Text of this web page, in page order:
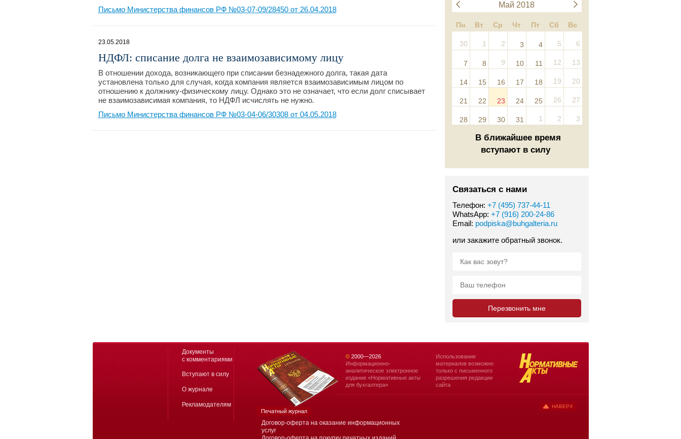
Письмо Министерства финансов РФ №03-07-09/28450 от 26.04.2018
23.05.2018
НДФЛ: списание долга не взаимозависимому лицу
В отношении дохода, возникающего при списании безнадежного долга, такая дата
установлена только для случая, когда компания является взаимозависимым лицом по
отношению к должнику-физическому лицу. Однако это не означает, что если долг списывает
не взаимозависимая компания, то НДФЛ исчислять не нужно.
Письмо Министерства финансов РФ №03-04-06/30308 от 04.05.2018
Май 2018
Пн Вт Ср Чт Пт Сб Вс
30 1 2 3 4 5 6
7 8 9 10 11 12 13
14 15 16 17 18 19 20
21 22 23 24 25 26 27
28 29 30 31 1 2 3
В ближайшее время
вступают в силу
Связаться с нами
Телефон: +7 (495) 737-44-11
WhatsApp: +7 (916) 200-24-86
Email: podpiska@buhgalteria.ru
или закажите обратный звонок.
Договор-оферта на оказание информационных
услуг
Документы
с комментариями
Вступают в силу
О журнале
Рекламодателям
Печатный журнал
©2000—2026
Информационно-
аналитическое электронное
издание «Нормативные акты
для бухгалтера»
Использование
материалов возможно
только с письменного
разрешения редакции
сайта
НАВЕРХ